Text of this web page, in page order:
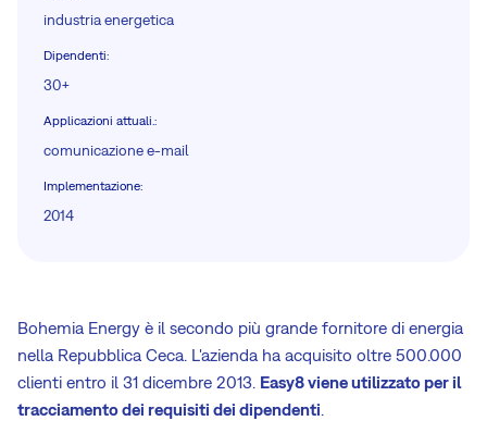
industria energetica
Dipendenti:
30+
Applicazioni attuali.:
comunicazione e-mail
Implementazione:
2014
Bohemia Energy è il secondo più grande fornitore di energia
nella Repubblica Ceca. L'azienda ha acquisito oltre 500.000
clienti entro il 31 dicembre 2013. Easy8 viene utilizzato per il
tracciamento dei requisiti dei dipendenti.